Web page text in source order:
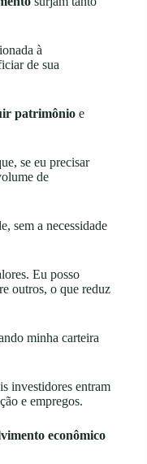
à
de sua
patrimônio e
se eu precisar
de
sem a necessidade
Eu posso
outros, o que reduz
minha carteira
investidores entram
e empregos.
econômico